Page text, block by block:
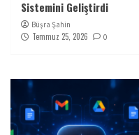
Sistemini Geliştirdi
Büşra Şahin
Temmuz 25, 2026 0